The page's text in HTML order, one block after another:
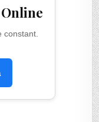
constant.